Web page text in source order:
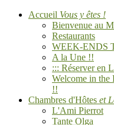
Accueil Vous y êtes !
Bienvenue au
Restaurants
WEEK-ENDS
A la Une !!
::: Réserver en
Welcome in the
!!
Chambres d'Hôtes et
L'Ami Pierrot
Tante Olga